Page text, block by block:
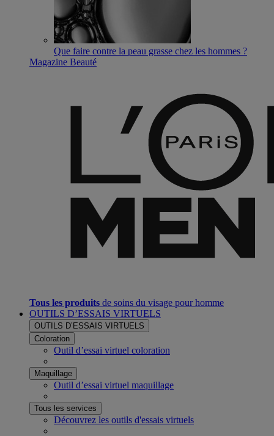
Que faire contre la peau grasse chez les hommes ?
Magazine Beauté
Tous les produits de soins du visage pour homme
OUTILS D’ESSAIS VIRTUELS
OUTILS D’ESSAIS VIRTUELS
Coloration
Outil d’essai virtuel coloration
Maquillage
Outil d’essai virtuel maquillage
Tous les services
Découvrez les outils d'essais virtuels​